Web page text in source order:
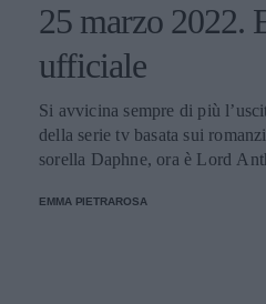
25 marzo 2022.
ufficiale
Si avvicina sempre di più
della serie tv basata sui
sorella Daphne, ora è Lord
esigenze.
EMMA PIETRAROSA